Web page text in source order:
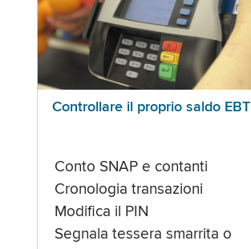
Controllare il proprio saldo EBT
Conto SNAP e contanti
Cronologia transazioni
Modifica il PIN
Segnala tessera smarrita o